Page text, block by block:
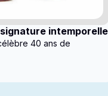
intemporelle
40 ans de